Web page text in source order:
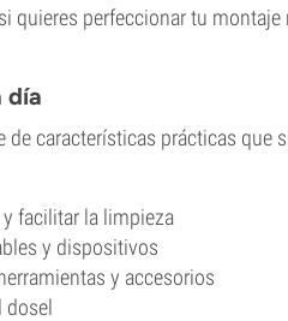
quieres perfeccionar tu
día
de características prácticas que
y facilitar la limpieza
y dispositivos
y accesorios
dosel